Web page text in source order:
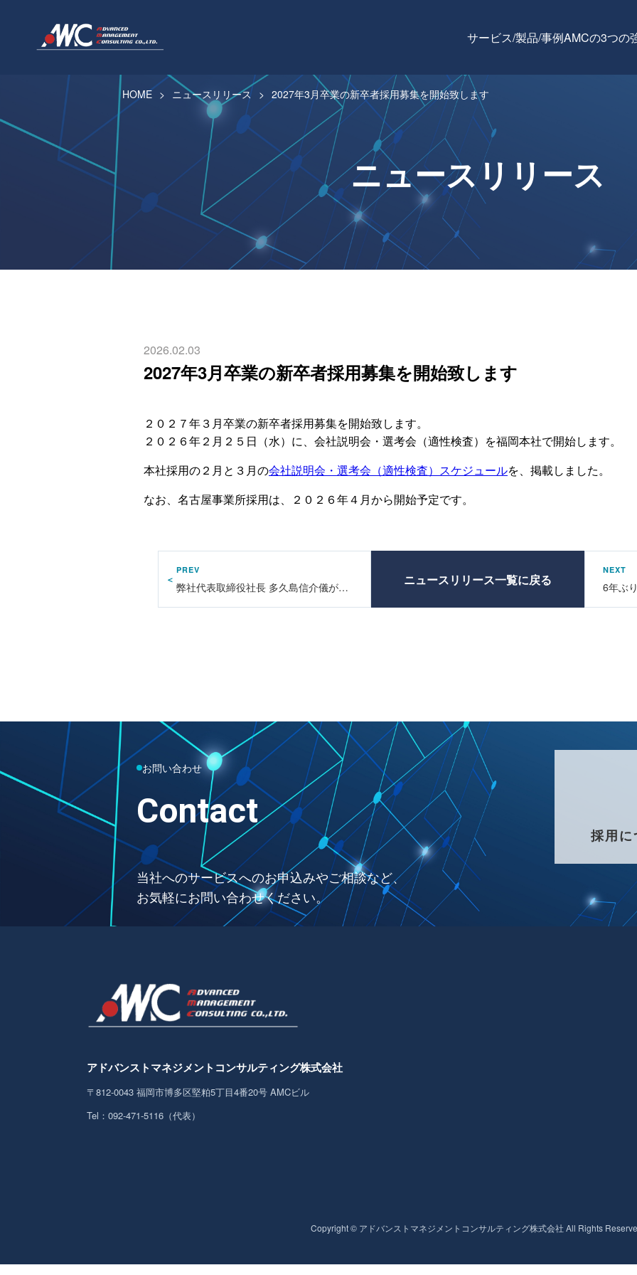
サービス/製品/事例AMCの3つの
HOME ニュースリリース 2027年3月卒業の新卒者採用募集を開始致します
ニュースリリース
2026.02.03
2027年3月卒業の新卒者採用募集を開始致します
２０２７年３月卒業の新卒者採用募集を開始致します。
２０２６年２月２５日（水）に、会社説明会・選考会（適性検査）を福岡本社で開始します。
本社採用の２月と３月の会社説明会・選考会（適性検査）スケジュールを、掲載しました。
なお、名古屋事業所採用は、２０２６年４月から開始予定です。
PREV
弊社代表取締役社長 多久島信介儀が逝去いたしました ニュースリリース一覧に戻る
NEXT
お問い合わせ
Contact
当社へのサービスへのお申込みやご相談など、
お気軽にお問い合わせください。
採用に
アドバンストマネジメント コンサルティング株式会社
〒812-0043 福岡市博多区堅粕5丁目4番20号 AMCビル
Tel：092-471-5116（代表）
Copyright © アドバンストマネジメントコンサルティング株式会社 All Rights